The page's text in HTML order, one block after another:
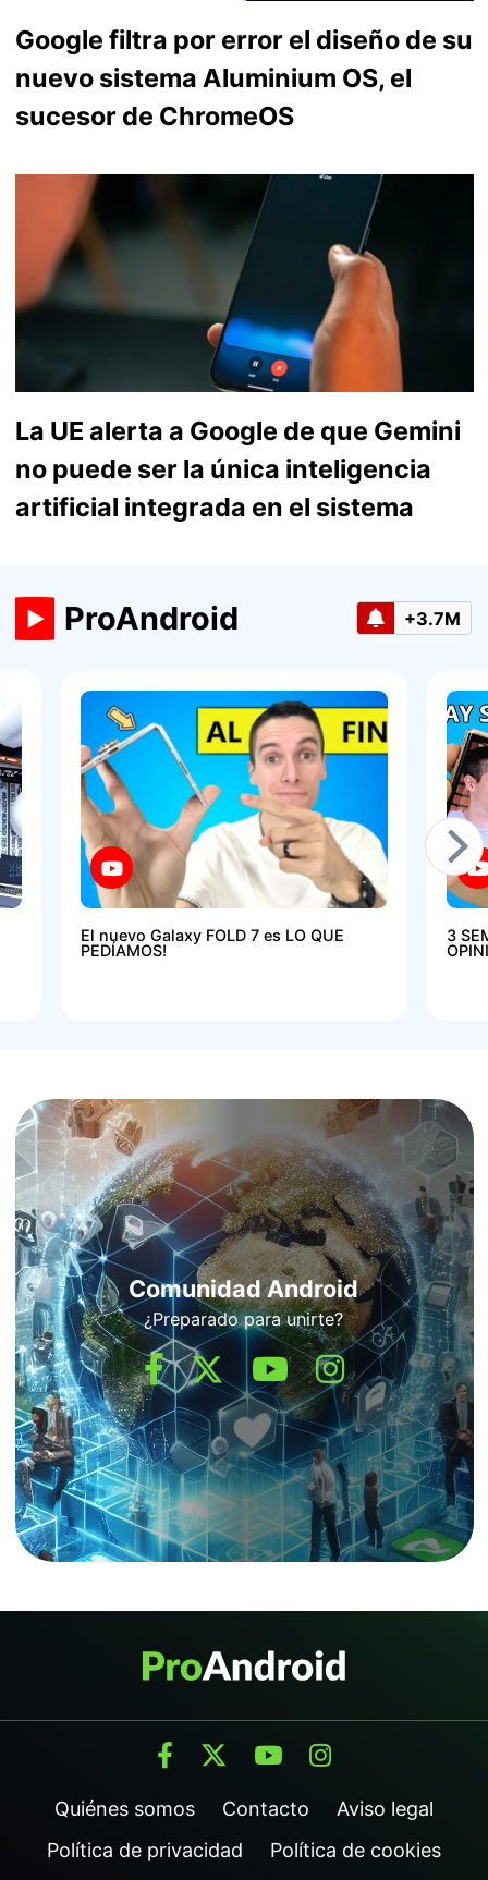
Google filtra por error el diseño de su
nuevo sistema Aluminium OS, el
sucesor de ChromeOS
La UE alerta a Google de que Gemini
no puede ser la única inteligencia
artificial integrada en el sistema
ProAndroid +3.7M
El nuevo Galaxy FOLD 7 es LO QUE
PEDÍAMOS!
3
Comunidad Android
¿Preparado para unirte?
Quiénes somos Contacto
Aviso legal
Política de privacidad
Política de cookies